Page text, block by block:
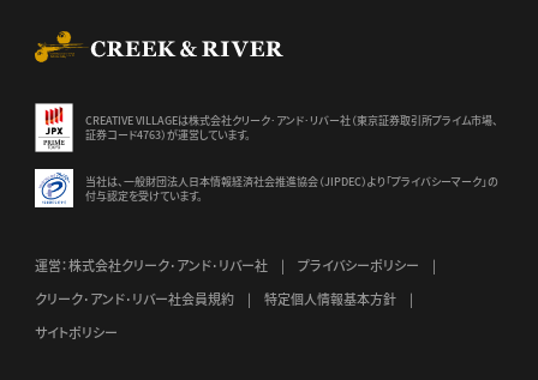
CREATIVE VILLAGEは株式会社クリーク･アンド･リバー社（東京証券取引所プライム市場、
証券コード4763）が運営しています。
当社は、一般財団法人日本情報経済社会推進協会（JIPDEC）より 「プライバシーマーク」の
付与認定を受けています。
運営：株式会社クリーク･アンド･リバー社
プライバシーポリシー
クリーク･アンド･リバー社会員規約
特定個人情報基本方針
サイトポリシー